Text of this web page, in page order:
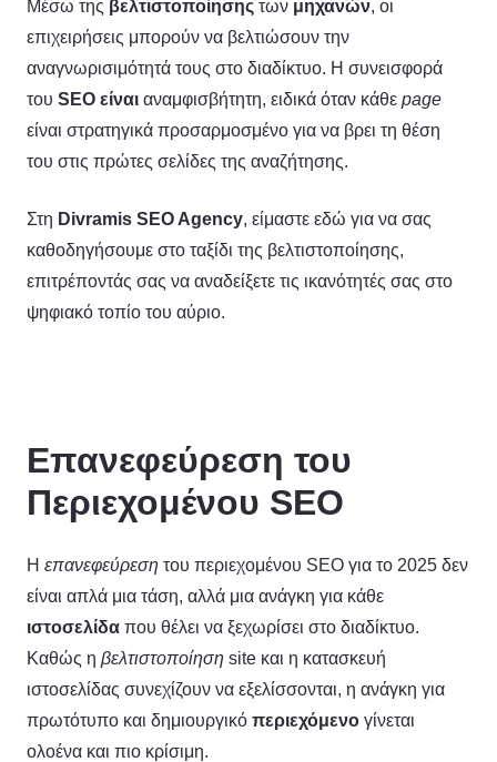
Μέσω της βελτιστοποίησης των μηχανών, οι
επιχειρήσεις μπορούν να βελτιώσουν την
αναγνωρισιμότητά τους στο διαδίκτυο. Η συνεισφορά
του SEO είναι αναμφισβήτητη, ειδικά όταν κάθε page
είναι στρατηγικά προσαρμοσμένο για να βρει τη θέση
του στις πρώτες σελίδες της αναζήτησης.
Στη Divramis SEO Agency, είμαστε εδώ για να σας
καθοδηγήσουμε στο ταξίδι της βελτιστοποίησης,
επιτρέποντάς σας να αναδείξετε τις ικανότητές σας στο
ψηφιακό τοπίο του αύριο.
Επανεφεύρεση του
Περιεχομένου SEO
Η επανεφεύρεση του περιεχομένου SEO για το 2025 δεν
είναι απλά μια τάση, αλλά μια ανάγκη για κάθε
ιστοσελίδα που θέλει να ξεχωρίσει στο διαδίκτυο.
Καθώς η βελτιστοποίηση site και η κατασκευή
ιστοσελίδας συνεχίζουν να εξελίσσονται, η ανάγκη για
πρωτότυπο και δημιουργικό περιεχόμενο γίνεται
ολοένα και πιο κρίσιμη.